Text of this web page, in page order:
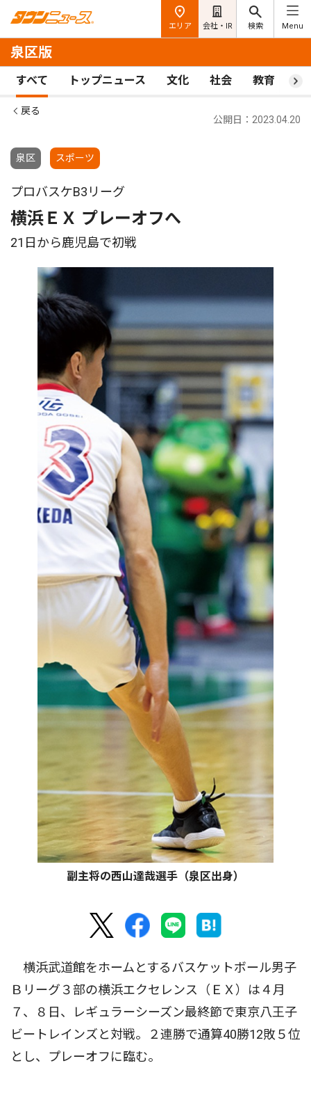
エリア 会社・IR 検索 Menu
泉区版
すべて トップニュース 文化 社会 教育 ス
戻る
泉区 スポーツ
公開日：2023.04.20
プロバスケB3リーグ
横浜ＥＸ プレーオフへ
21日から鹿児島で初戦
副主将の西山達哉選手（泉区出身）
横浜武道館をホームとするバスケットボール男子
Ｂリーグ３部の横浜エクセレンス（ＥＸ）は４月
７、８日、レギュラーシーズン最終節で東京八王子
ビートレインズと対戦。２連勝で通算40勝12敗５位
とし、プレーオフに臨む。